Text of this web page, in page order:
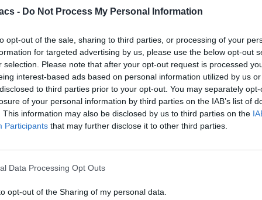
- Do Not Process My Personal Information
opt-out of the sale, sharing to third parties, or processing of your
for targeted advertising by us, please use the below opt-out
selection. Please note that after your opt-out request is processed
interest-based ads based on personal information utilized by us
to third parties prior to your opt-out. You may separately
of your personal information by third parties on the IAB’s list of
This information may also be disclosed by us to third parties on the
Participants that may further disclose it to other third parties.
Data Processing Opt Outs
opt-out of the Sharing of my personal data.
Science
Το πιο γρήγορο αντικείμενο που δημιούργησε ο
05/08/2026